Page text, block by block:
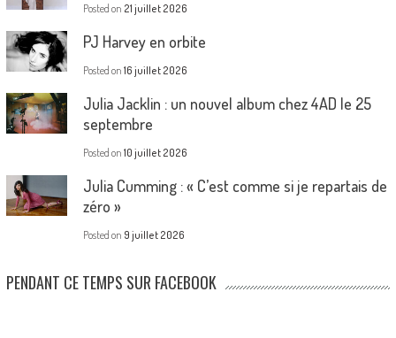
Posted on 21 juillet 2026
PJ Harvey en orbite
Posted on 16 juillet 2026
Julia Jacklin : un nouvel album chez 4AD le 25
septembre
Posted on 10 juillet 2026
Julia Cumming : « C’est comme si je repartais de
zéro »
Posted on 9 juillet 2026
PENDANT CE TEMPS SUR FACEBOOK